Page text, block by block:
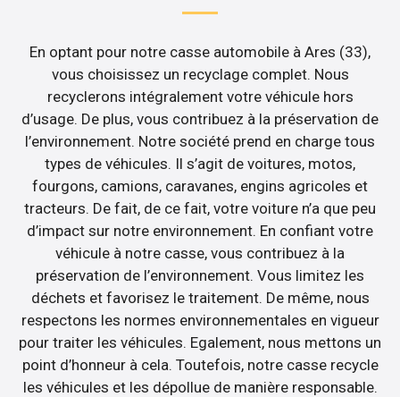
En optant pour notre casse automobile à Ares (33),
vous choisissez un recyclage complet. Nous
recyclerons intégralement votre véhicule hors
d’usage. De plus, vous contribuez à la préservation de
l’environnement. Notre société prend en charge tous
types de véhicules. Il s’agit de voitures, motos,
fourgons, camions, caravanes, engins agricoles et
tracteurs. De fait, de ce fait, votre voiture n’a que peu
d’impact sur notre environnement. En confiant votre
véhicule à notre casse, vous contribuez à la
préservation de l’environnement. Vous limitez les
déchets et favorisez le traitement. De même, nous
respectons les normes environnementales en vigueur
pour traiter les véhicules. Egalement, nous mettons un
point d’honneur à cela. Toutefois, notre casse recycle
les véhicules et les dépollue de manière responsable.